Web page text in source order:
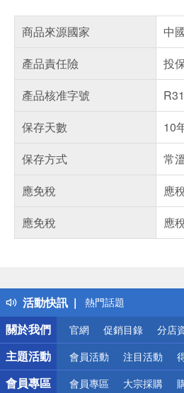
商品來源國家
中
產品責任險
投
產品核准字號
保存天數
10
保存方式
常溫
應免稅
應
應免稅
應
活動快訊
得獎公告
熱門話題
銀行優惠
偏遠地區配送
詐騙網頁！請小心！
關於我們
官網 促銷目錄 分店
主題活動 會員活動 注目活動
會員專區 會員專區 大宗採購